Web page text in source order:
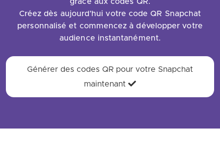
Créez dès aujourd’hui votre code QR Snapchat
personnalisé et commencez à développer votre
audience instantanément.
Générer des codes QR pour votre Snapchat
maintenant